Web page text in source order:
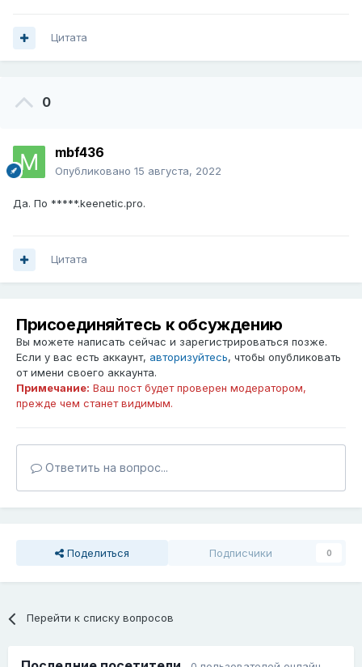
Цитата
0
mbf436
Опубликовано 15 августа, 2022
Да. По *****.keenetic.pro.
Цитата
Присоединяйтесь к обсуждению
Вы можете написать сейчас и зарегистрироваться позже.
Если у вас есть аккаунт, авторизуйтесь, чтобы опубликовать
от имени своего аккаунта.
Примечание: Ваш пост будет проверен модератором,
прежде чем станет видимым.
Ответить на вопрос...
Поделиться Подписчики 0
Перейти к списку вопросов